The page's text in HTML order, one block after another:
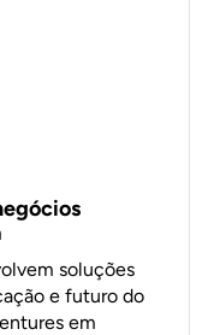
soluções
e futuro do
em